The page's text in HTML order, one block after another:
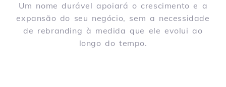
Um nome durável apoiará o crescimento e a
expansão do seu negócio, sem a necessidade
de rebranding à medida que ele evolui ao
longo do tempo.